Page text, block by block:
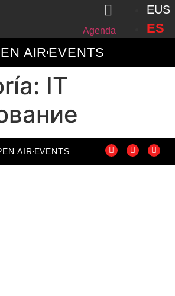
Agenda
EUS
ES
AIREVENTS
IT
AIR EVENTS